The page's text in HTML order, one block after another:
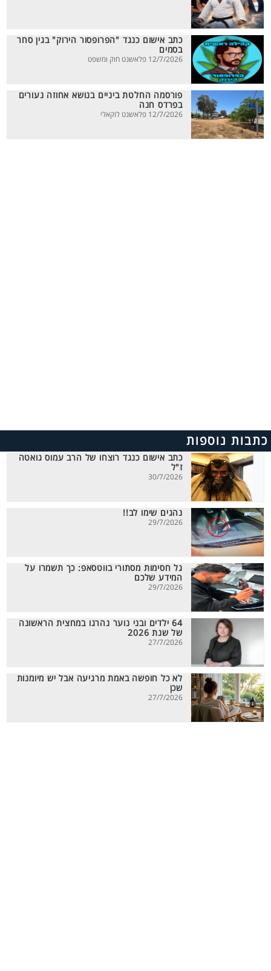
כתב אישום כנגד "הפרופסור הירוק" בגין סחר
בסמים
12/7/2026 פלאשנט חוק ומשפט
פורסמה החלטת ביניים בנושא אחוזה נעורים
בפרדס חנה
12/7/2026 פלאשנט לוקאלי
כתבות נוספות
כתב אישום כנגד רוצחו של הרב עמוס גואטה
ז"ל
30/7/2026
נהגים שימו לב!!
29/7/2026
גל חסימות מסתורי בווטסאפ: כך תשמרו על
המידע שלכם
29/7/2026
64 ילדים ובני נוער נהרגו במחצית הראשונה
של שנת 2026
27/7/2026
לא כל חופשה באמת מרגיעה אבל יש מיומנות
שכן
27/7/2026